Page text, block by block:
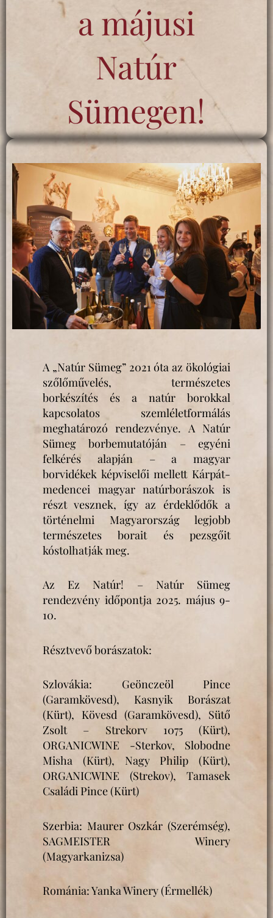
a májusi
Natúr
Sümegen!
A „Natúr Sümeg” 2021 óta az ökológiai
szőlőművelés, természetes
borkészítés és a natúr borokkal
kapcsolatos szemléletformálás
meghatározó rendezvénye. A Natúr
Sümeg borbemutatóján – egyéni
felkérés alapján – a magyar
borvidékek képviselői mellett Kárpát-
medencei magyar natúrborászok is
részt vesznek, így az érdeklődők a
történelmi Magyarország legjobb
természetes borait és pezsgőit
kóstolhatják meg.
Az Ez Natúr! – Natúr Sümeg
rendezvény időpontja 2025. május 9-
10.
Résztvevő borászatok:
Szlovákia: Geönczeöl Pince
(Garamkövesd), Kasnyik Borászat
(Kürt), Kövesd (Garamkövesd), Sütő
Zsolt – Strekorv 1075 (Kürt),
ORGANICWINE -Sterkov, Slobodne
Misha (Kürt), Nagy Philip (Kürt),
ORGANICWINE (Strekov), Tamasek
Családi Pince (Kürt)
Szerbia: Maurer Oszkár (Szerémség),
SAGMEISTER Winery
(Magyarkanizsa)
Románia: Yanka Winery (Érmellék)